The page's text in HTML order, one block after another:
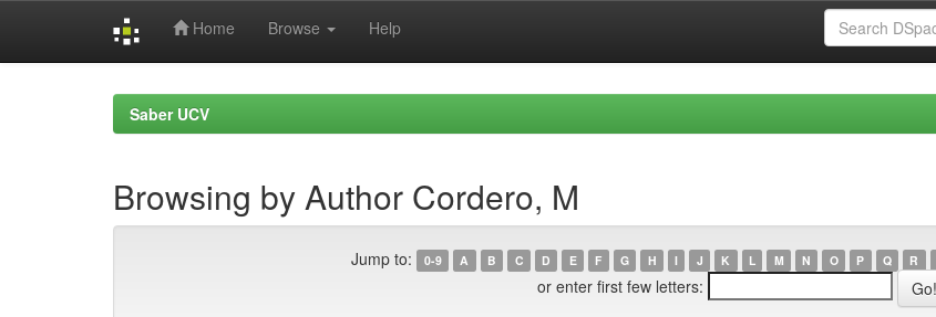
Home Browse Help
Saber UCV
Browsing by Author Cordero, M
Jump to: 0-9 A B C D E F G H I J K L M N O P Q R
or enter first few letters: